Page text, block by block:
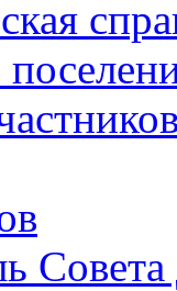
Совета